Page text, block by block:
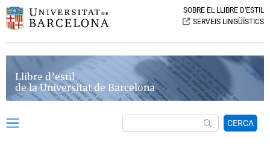
SOBRE EL LLIBRE D’ESTIL
SERVEIS LINGÜÍSTICS
Llibre d’estil
de la Universitat de Barcelona
CERCA